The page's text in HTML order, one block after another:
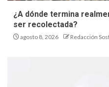
¿A dónde termina
ser recolectada?
agosto 8, 2026 Redacción